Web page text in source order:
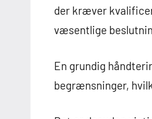
der kræver
væsentlige
En grundig
begrænsninger,